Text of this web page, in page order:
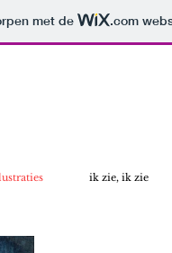
met de .com
ik zie, ik zie